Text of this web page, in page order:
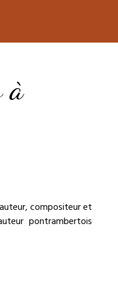
à
compositeur et
pontrambertois